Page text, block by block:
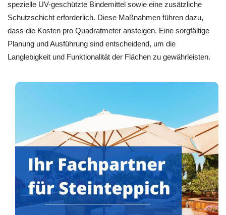
spezielle UV-geschützte Bindemittel sowie eine zusätzliche
Schutzschicht erforderlich. Diese Maßnahmen führen dazu,
dass die Kosten pro Quadratmeter ansteigen. Eine sorgfältige
Planung und Ausführung sind entscheidend, um die
Langlebigkeit und Funktionalität der Flächen zu gewährleisten.